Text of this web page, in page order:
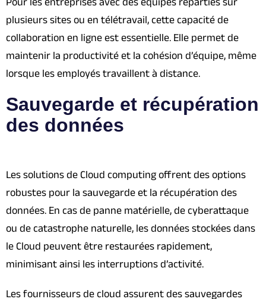
plusieurs sites ou en télétravail, cette capacité de
collaboration en ligne est essentielle. Elle permet de
maintenir la productivité et la cohésion d’équipe, même
lorsque les employés travaillent à distance.
Sauvegarde et récupération
des données
Les solutions de Cloud computing offrent des options
robustes pour la sauvegarde et la récupération des
données. En cas de panne matérielle, de cyberattaque
ou de catastrophe naturelle, les données stockées dans
le Cloud peuvent être restaurées rapidement,
minimisant ainsi les interruptions d’activité.
Les fournisseurs de cloud assurent des sauvegardes